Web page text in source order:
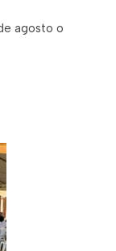
agosto o